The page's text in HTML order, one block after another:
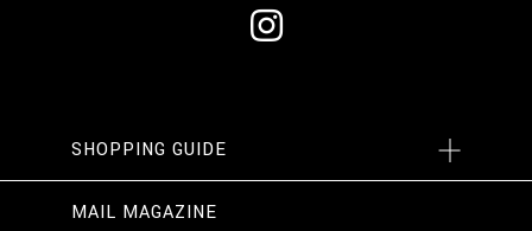
SHOPPING GUIDE
MAIL MAGAZINE